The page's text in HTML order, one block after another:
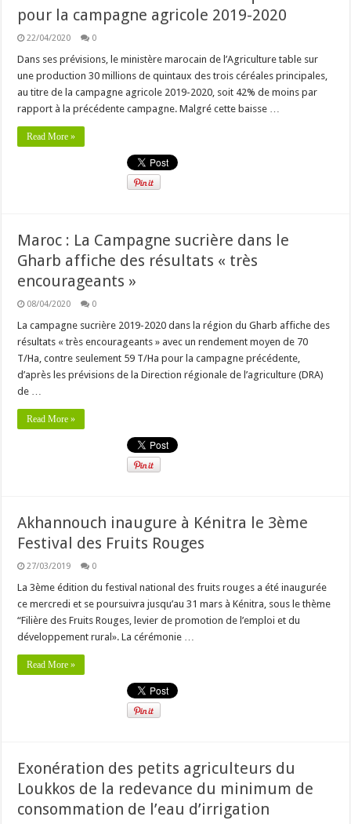
pour la campagne agricole 2019-2020
22/04/2020 0
Dans ses prévisions, le ministère marocain de l’Agriculture table sur
une production 30 millions de quintaux des trois céréales principales,
au titre de la campagne agricole 2019-2020, soit 42% de moins par
rapport à la précédente campagne. Malgré cette baisse …
Read More »
Maroc : La Campagne sucrière dans le
Gharb affiche des résultats « très
encourageants »
08/04/2020 0
La campagne sucrière 2019-2020 dans la région du Gharb affiche des
résultats « très encourageants » avec un rendement moyen de 70
T/Ha, contre seulement 59 T/Ha pour la campagne précédente,
d’après les prévisions de la Direction régionale de l’agriculture (DRA)
de …
Read More »
Akhannouch inaugure à Kénitra le 3ème
Festival des Fruits Rouges
27/03/2019 0
La 3ème édition du festival national des fruits rouges a été inaugurée
ce mercredi et se poursuivra jusqu’au 31 mars à Kénitra, sous le thème
“Filière des Fruits Rouges, levier de promotion de l’emploi et du
développement rural». La cérémonie …
Read More »
Exonération des petits agriculteurs du
Loukkos de la redevance du minimum de
consommation de l’eau d’irrigation